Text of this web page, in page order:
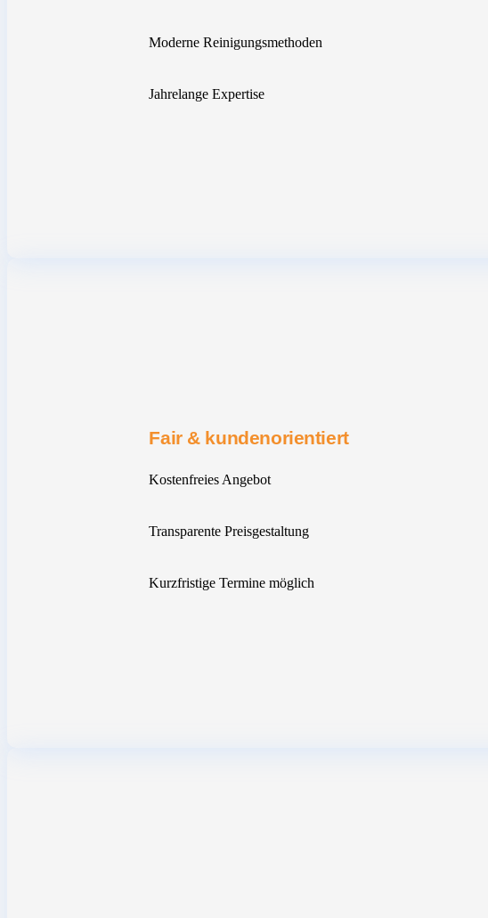
Moderne Reinigungsmethoden
Jahrelange Expertise
Fair & kundenorientiert
Kostenfreies Angebot
Transparente Preisgestaltung
Kurzfristige Termine möglich